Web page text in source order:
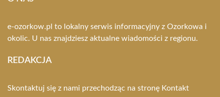
e-ozorkow.pl to lokalny serwis informacyjny z Ozorkowa i
okolic. U nas znajdziesz aktualne wiadomości z regionu.
REDAKCJA
Skontaktuj się z nami przechodząc na stronę Kontakt